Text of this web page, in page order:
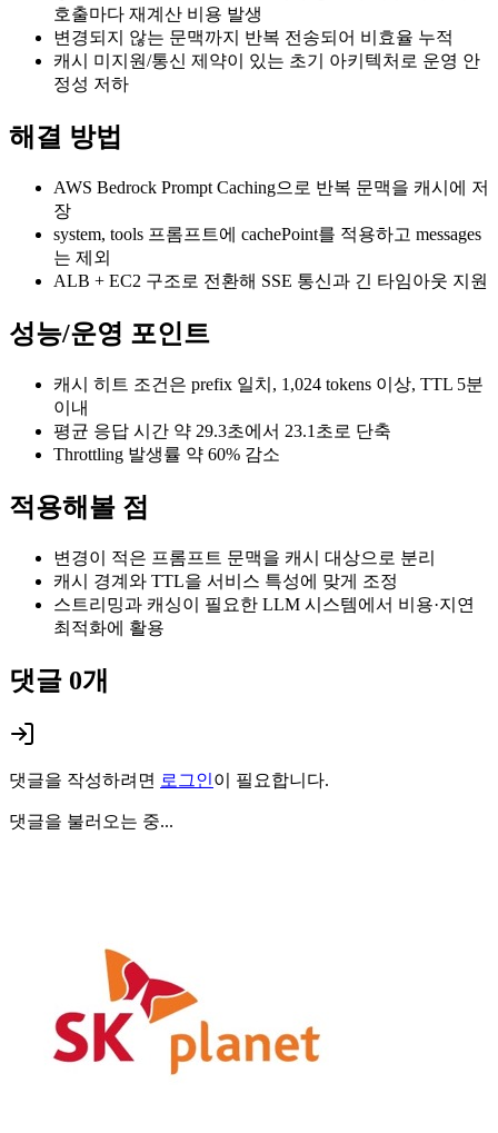
호출마다 재계산 비용 발생
변경되지 않는 문맥까지 반복 전송되어 비효율 누적
캐시 미지원/통신 제약이 있는 초기 아키텍처로 운영 안
정성 저하
해결 방법
AWS Bedrock Prompt Caching으로 반복 문맥을 캐시에 저
장
system, tools 프롬프트에 cachePoint를 적용하고 messages
는 제외
ALB + EC2 구조로 전환해 SSE 통신과 긴 타임아웃 지원
성능/운영 포인트
캐시 히트 조건은 prefix 일치, 1,024 tokens 이상, TTL 5분
이내
평균 응답 시간 약 29.3초에서 23.1초로 단축
Throttling 발생률 약 60% 감소
적용해볼 점
변경이 적은 프롬프트 문맥을 캐시 대상으로 분리
캐시 경계와 TTL을 서비스 특성에 맞게 조정
스트리밍과 캐싱이 필요한 LLM 시스템에서 비용·지연
최적화에 활용
댓글 0개
댓글을 작성하려면 로그인이 필요합니다.
댓글을 불러오는 중...